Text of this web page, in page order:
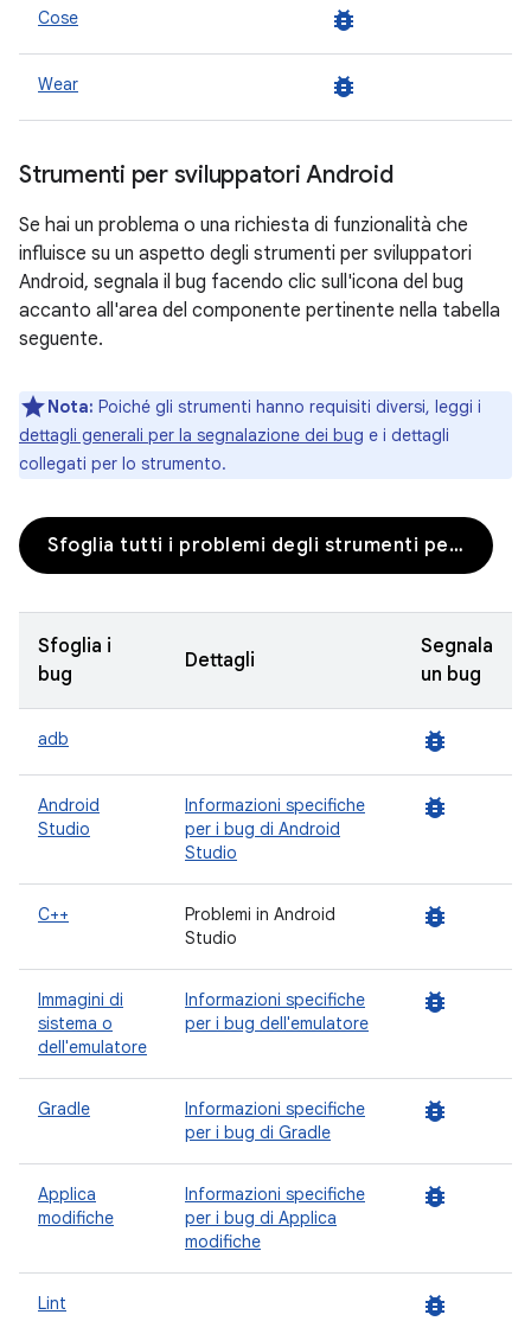
Cose bug_report
Wear bug_report
Strumenti per sviluppatori Android
Se hai un problema o una richiesta di funzionalità che
influisce su un aspetto degli strumenti per sviluppatori
Android, segnala il bug facendo clic sull'icona del bug
accanto all'area del componente pertinente nella tabella
seguente.
Nota: Poiché gli strumenti hanno requisiti diversi, leggi i
dettagli generali per la segnalazione dei bug e i dettagli
collegati per lo strumento.
Sfoglia tutti i problemi degli strumenti per sviluppatori
Sfoglia i
bug
Dettagli
Segnala
un bug
adb bug_report
Android
Studio
Informazioni specifiche
per i bug di Android
Studio
bug_report
C++
Problemi in Android
Studio
bug_report
Immagini di
sistema o
dell'emulatore
Informazioni specifiche
per i bug dell'emulatore
bug_report
Gradle
Informazioni specifiche
per i bug di Gradle
bug_report
Applica
modifiche
Informazioni specifiche
per i bug di Applica
modifiche
bug_report
Lint bug_report